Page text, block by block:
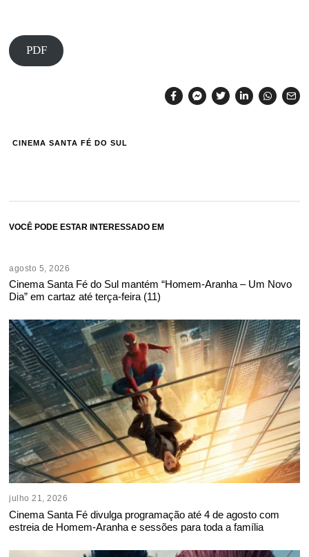
PDF
CINEMA SANTA FÉ DO SUL
VOCÊ PODE ESTAR INTERESSADO EM
agosto 5, 2026
Cinema Santa Fé do Sul mantém “Homem-Aranha – Um Novo
Dia” em cartaz até terça-feira (11)
julho 21, 2026
Cinema Santa Fé divulga programação até 4 de agosto com
estreia de Homem-Aranha e sessões para toda a família